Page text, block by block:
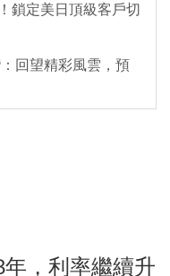
鎖定美日頂級客戶切
回望精彩風雲，預
，利率繼續升